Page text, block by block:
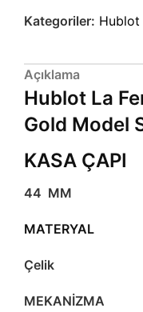
Kategoriler: Hublot
Açıklama
Hublot La
Gold Model
KASA ÇAPI
44 MM
MATERYAL
Çelik
MEKANİZMA